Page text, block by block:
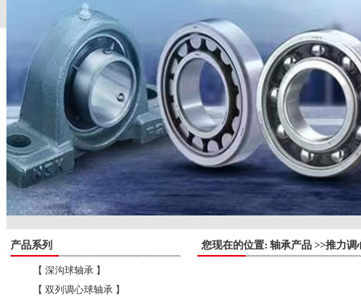
产品系列
【 深沟球轴承 】
【 双列调心球轴承 】
您现在的位置: 轴承产品 >>推力调